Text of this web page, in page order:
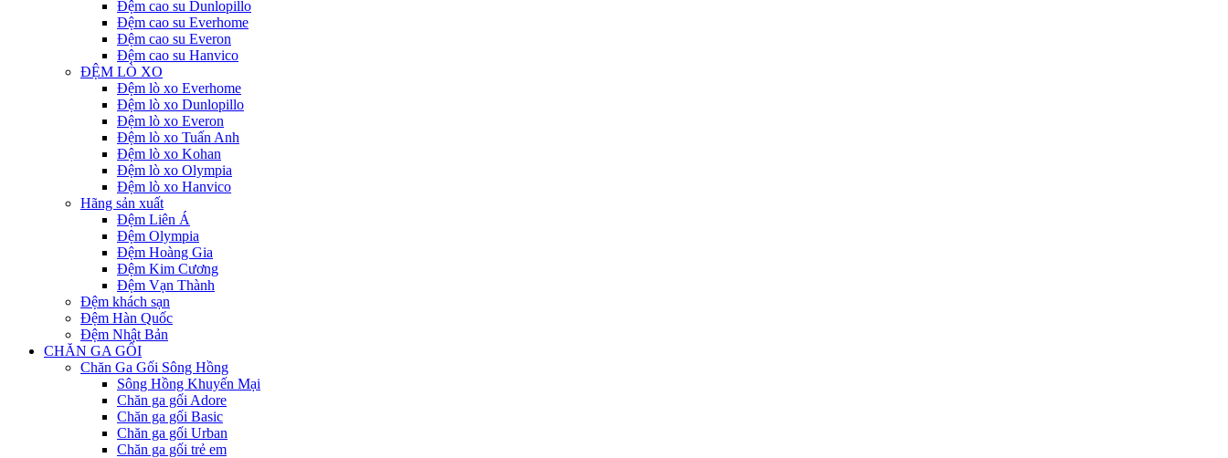
Đệm cao su Dunlopillo
Đệm cao su Everhome
Đệm cao su Everon
Đệm cao su Hanvico
ĐỆM LÒ XO
Đệm lò xo Everhome
Đệm lò xo Dunlopillo
Đệm lò xo Everon
Đệm lò xo Tuấn Anh
Đệm lò xo Kohan
Đệm lò xo Olympia
Đệm lò xo Hanvico
Hãng sản xuất
Đệm Liên Á
Đệm Olympia
Đệm Hoàng Gia
Đệm Kim Cương
Đệm Vạn Thành
Đệm khách sạn
Đệm Hàn Quốc
Đệm Nhật Bản
CHĂN GA GỐI
Chăn Ga Gối Sông Hồng
Sông Hồng Khuyến Mại
Chăn ga gối Adore
Chăn ga gối Basic
Chăn ga gối Urban
Chăn ga gối trẻ em